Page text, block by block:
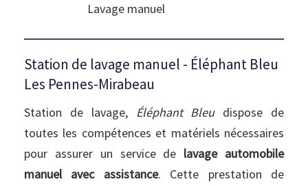
Lavage manuel
Station de lavage manuel - Éléphant Bleu
Les Pennes-Mirabeau
Station de lavage, Éléphant Bleu dispose de
toutes les compétences et matériels nécessaires
pour assurer un service de lavage automobile
manuel avec assistance. Cette prestation de